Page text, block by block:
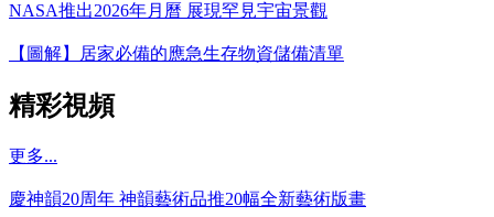
NASA推出2026年月曆 展現罕見宇宙景觀
【圖解】居家必備的應急生存物資儲備清單
精彩視頻
更多...
慶神韻20周年 神韻藝術品推20幅全新藝術版畫